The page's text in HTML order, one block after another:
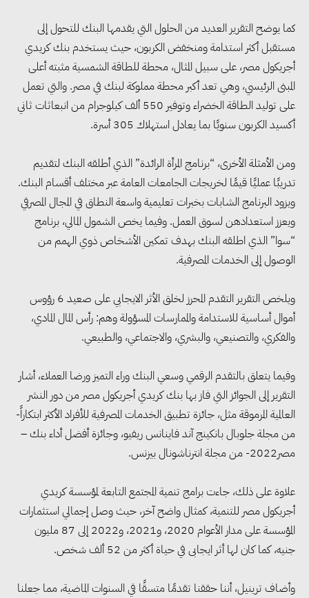
كما يوضح التقرير العديد من الحلول التي يقدمها البنك للتحول إلى
مستقبل أكثر استدامة ومنخفض الكربون، حيث يستخدم بنك كريدي
أجريكول مصر، على سبيل المثال، محطة للطاقة الشمسية مثبته أعلى
المبنى الرئيسي، وهي تعد أكبر محطة مملوكة لبنك في مصر. والتي تعمل
على توليد الطاقة الخضراء وتوفير 550 ألف كيلوجرام من انبعاثات ثاني
أكسيد الكربون سنويًا بما يعادل استهلاك 305 أسرة.
ومن الأمثلة الأخرى، “برنامج المرأة الرائدة” الذي أطلقه البنك لتقديم
تدريبًا عمليًا قيمًا لخريجات الجامعات العامة عبر مختلف أقسام البنك.
ويزود البرنامج الشابات بخبرات تعليمية واسعة النطاق في المجال المصرفي
ويعزز استعدادهن لسوق العمل. وفيما يخص الشمول المالي، برنامج
“سوا” الذي اطلقه البنك بهدف تمكين الأشخاص ذوي الهمم من
الوصول إلى الخدمات المصرفية.
ويلخص التقرير التقدم المحرز لخلق الأثر الايجابي على صعيد 6 رؤوس
أموال أساسية للاستدامة والممارسات المسؤولة وهم: رأس المال المادي،
والفكري، والتصنيعي، والبشري، والاجتماعي، والطبيعي.
وفيما يتعلق بالتقدم الرقمي وسعي البنك وراء التميز ورضا العملاء، أشار
التقرير إلى الجوائز التي فاز بها بنك كريدي أجريكول مصر من دور النشر
العالمية المرموقة مثل، جائزة تطبيق الخدمات المصرفية للأفراد الأكثر ابتكاراً-
من مجلة جلوبال بانكينج آند فاينانس ريفيو، وجائزة أفضل أداء بنك –
مصر2022- من مجلة انترناشونال بيزنس.
علاوة على ذلك، جاءت برامج تنمية المجتمع التابعة لمؤسسة كريدي
أجريكول مصر للتنمية، كمثال واضح آخر، حيث وصل إجمالي استثمارات
المؤسسة على مدار الأعوام 2020، و2021، و2022 إلى 87 مليون
جنيه، كما كان لها أثر ايجابى في حياة أكثر من 52 ألف شخص.
وأضاف ترينيل، أننا حققنا تقدمًا متسقًا في السنوات الماضية، مما جعلنا
التنمية المحلية والبيئة تبحث مع
الصناعات الكيماوية تسريع
تراخيص التدوير وتعزيز الاقتصاد